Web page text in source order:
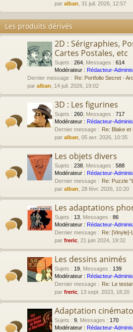
par alban , 31 juil. 2026, 12:57
Les produits dérivés
2D : Sérigraphies,
Cartes Postales, etc
Sujets : 264 Messages : 614
Modérateur : Rédacteur-
Dernier message : Re: Portfolio Secret -
par alban , 14 juil. 2026, 19:02
3D : Les figurines
Sujets : 260 Messages : 717
Modérateur : Rédacteur-
Dernier message : Re: Blake et
par alban , 05 avr. 2026, 10:35
Les objets divers
Sujets : 238 Messages : 588
Modérateur : Rédacteur-
Dernier message : Re: Puzzle
par alban , 28 févr. 2026, 10:20
Les adaptations
Sujets : 13 Messages : 86
Modérateur : Rédacteur-
Dernier message : Re: [Vinyle]-
par freric , 21 juin 2024, 19:32
Les dessins animés
Sujets : 19 Messages : 139
Modérateur : Rédacteur-
Dernier message : Re: Le
par freric , 13 sept. 2023, 18:20
Adaptation
Sujets : 9 Messages : 170
Modérateur : Rédacteur-